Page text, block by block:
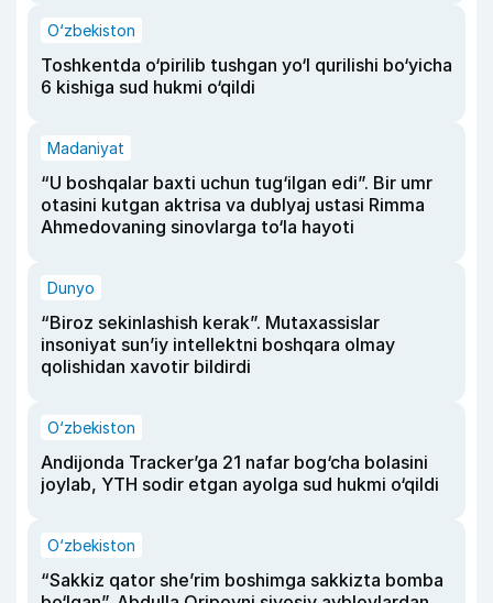
O‘zbekiston
Toshkentda o‘pirilib tushgan yo‘l qurilishi bo‘yicha
6 kishiga sud hukmi o‘qildi
Madaniyat
“U boshqalar baxti uchun tug‘ilgan edi”. Bir umr
otasini kutgan aktrisa va dublyaj ustasi Rimma
Ahmedovaning sinovlarga to‘la hayoti
Dunyo
“Biroz sekinlashish kerak”. Mutaxassislar
insoniyat sun’iy intellektni boshqara olmay
qolishidan xavotir bildirdi
O‘zbekiston
Andijonda Tracker’ga 21 nafar bog‘cha bolasini
joylab, YTH sodir etgan ayolga sud hukmi o‘qildi
O‘zbekiston
“Sakkiz qator she’rim boshimga sakkizta bomba